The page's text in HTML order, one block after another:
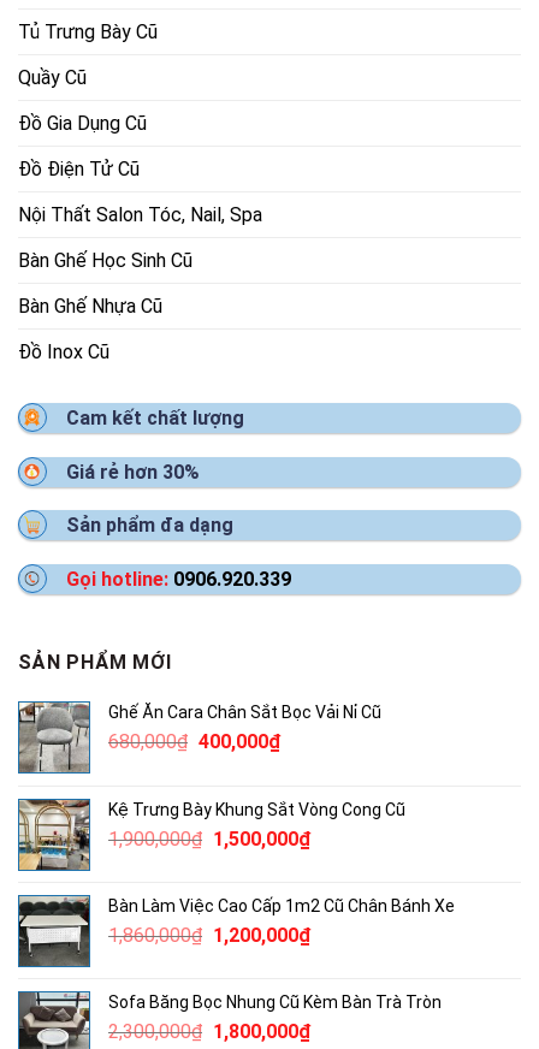
Tủ Trưng Bày Cũ
Quầy Cũ
Đồ Gia Dụng Cũ
Đồ Điện Tử Cũ
Nội Thất Salon Tóc, Nail, Spa
Bàn Ghế Học Sinh Cũ
Bàn Ghế Nhựa Cũ
Đồ Inox Cũ
Cam kết chất lượng
Giá rẻ hơn 30%
Sản phẩm đa dạng
Gọi hotline: 0906.920.339
SẢN PHẨM MỚI
Ghế Ăn Cara Chân Sắt Bọc Vải Nỉ Cũ
680,000₫ Giá
680,000₫.
400,000₫Giá
là:
400,000₫.
Kệ Trưng Bày Khung Sắt Vòng Cong Cũ
1,900,000₫ Giá
1,900,000₫.
1,500,000₫Giá
là:
1,500,000₫.
Bàn Làm Việc Cao Cấp 1m2 Cũ Chân Bánh Xe
1,860,000₫ Giá
1,860,000₫.
1,200,000₫Giá
là:
1,200,000₫.
Sofa Băng Bọc Nhung Cũ Kèm Bàn Trà Tròn
2,300,000₫ Giá
1,800,000₫Giá